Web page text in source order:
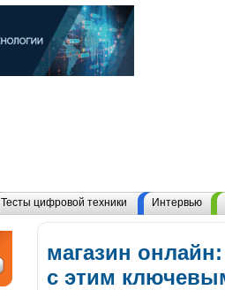
Тесты цифровой техники Интервью
магазин
с этим